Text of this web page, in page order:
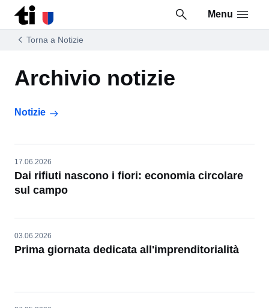
Vai al contenuto della pagina
Vai al piè di pagina
Menu
Torna a Notizie
Archivio notizie
Notizie
17.06.2026
Dai rifiuti nascono i fiori: economia circolare
sul campo
03.06.2026
Prima giornata dedicata all'imprenditorialità